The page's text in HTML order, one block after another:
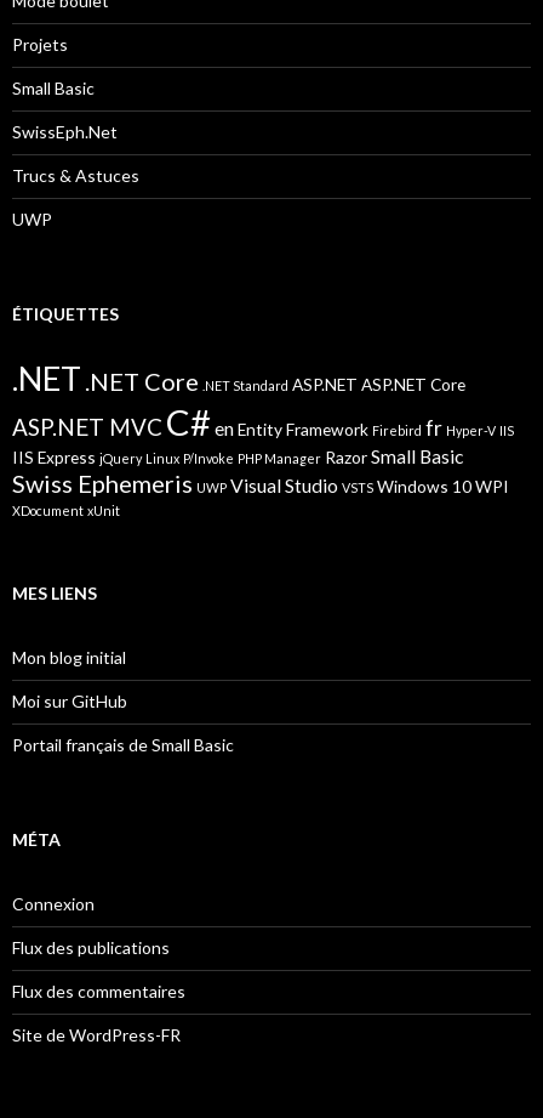
Projets
Small Basic
SwissEph.Net
Trucs & Astuces
UWP
ÉTIQUETTES
.NET .NET Core .NET Standard ASP.NET ASP.NET Core
ASP.NET MVC C#enEntity Framework Firebird fr Hyper-V IIS
IIS Express jQuery Linux P/Invoke PHP Manager RazorSmall Basic
Swiss Ephemeris UWP Visual Studio VSTS Windows 10WPI
XDocument xUnit
MES LIENS
Mon blog initial
Moi sur GitHub
Portail français de Small Basic
MÉTA
Connexion
Flux des publications
Flux des commentaires
Site de WordPress-FR